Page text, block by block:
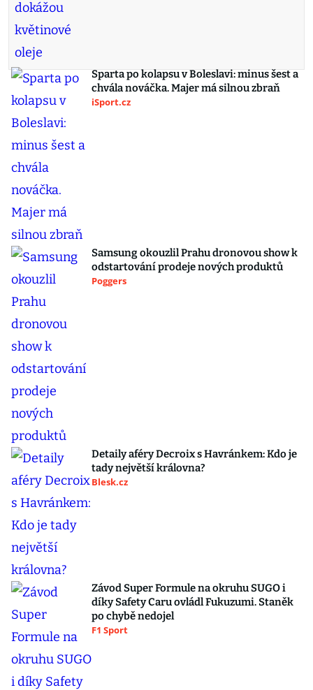
Sparta po kolapsu v Boleslavi: minus šest a
chvála nováčka. Majer má silnou zbraň
iSport.cz
Samsung okouzlil Prahu dronovou show k
odstartování prodeje nových produktů
Poggers
Detaily aféry Decroix s Havránkem: Kdo je
tady největší královna?
Blesk.cz
Závod Super Formule na okruhu SUGO i
díky Safety Caru ovládl Fukuzumi. Staněk
po chybě nedojel
F1 Sport